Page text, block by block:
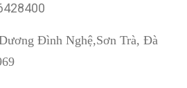
Đình Nghệ,Sơn Trà, Đà